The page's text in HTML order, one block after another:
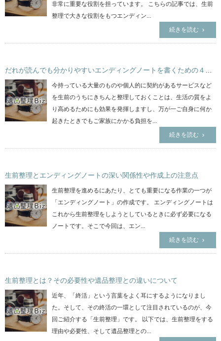
非常に重要な役割を担っています。 こちらの記事では、生前
整理で大きな役割をもつエンディン...
続きを読む
今持っている大量のものや個人的に契約があるサービスなど
を生前のうちにきちんと整理しておくことは、生活の質をよ
り高めるためにも効果を発揮しますし、万が一ご自身に何か
起きたときでもご家族にかかる負担を...
続きを読む
生前整理とエンディングノートの深い関係性や作成上の注意点
生前整理を進めるにあたり、とても重要になる作業の一つが
「エンディングノート」の作成です。 エンディングノートは
これから生前整理をしようとしているときに必ず必要になる
ノートです。そこで今回は、エン...
続きを読む
生前整理とは？その必要性や遺品整理との違いについて
近年、「終活」という言葉をよく耳にするようになりまし
た。そして、その終活の一環として注目されているのが、今
回ご紹介する「生前整理」です。 以下では、生前整理をする
理由や必要性、そして遺品整理との...